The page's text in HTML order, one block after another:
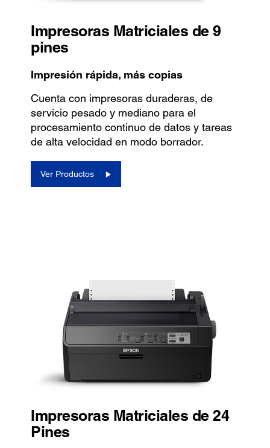
Impresoras Matriciales de 9
pines
Impresión rápida, más copias
Cuenta con impresoras duraderas, de
servicio pesado y mediano para el
procesamiento continuo de datos y tareas
de alta velocidad en modo borrador.
Ver Productos
Impresoras Matriciales de 24
Pines